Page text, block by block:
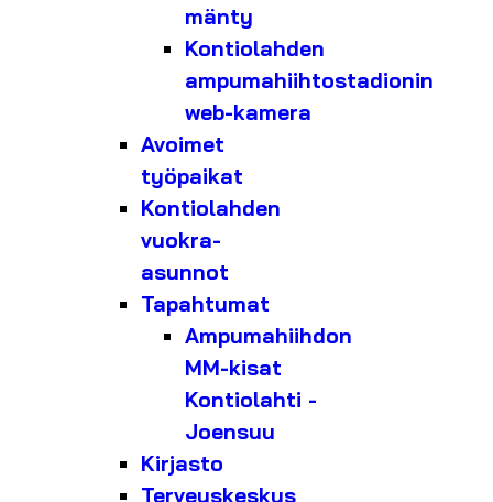
mänty
Kontiolahden
ampumahiihtostadionin
web-kamera
Avoimet
työpaikat
Kontiolahden
vuokra-
asunnot
Tapahtumat
Ampumahiihdon
MM-kisat
Kontiolahti -
Joensuu
Kirjasto
Terveyskeskus